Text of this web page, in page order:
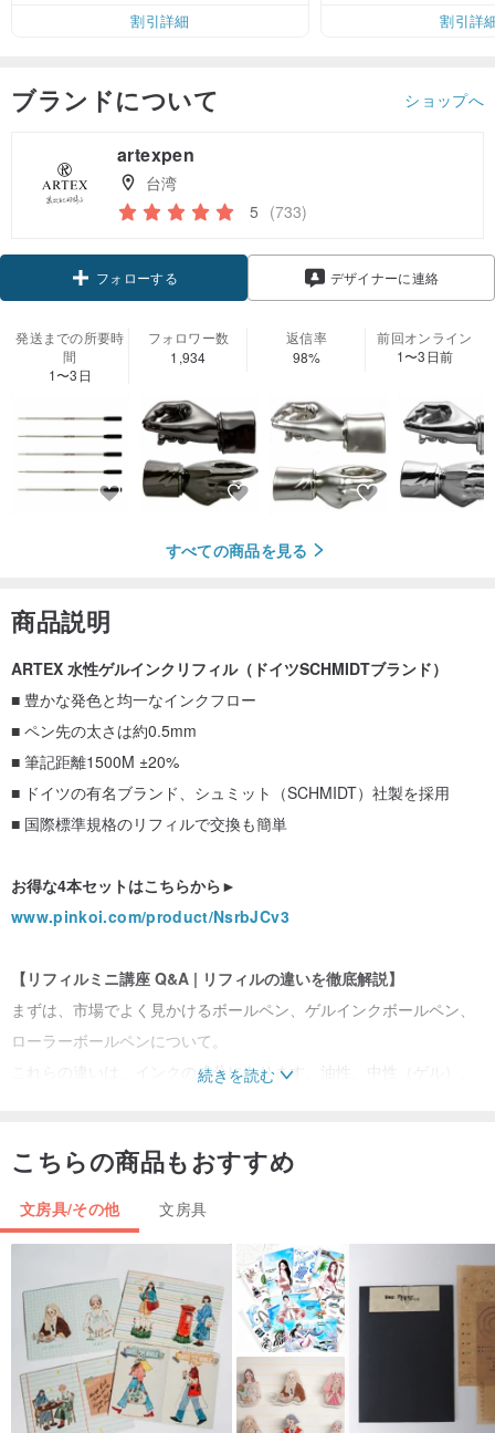
割引詳細
割引詳
ブランドについて ショップへ
artexpen
台湾
5 (733)
フォローする
デザイナーに連絡
発送までの所要時
間
1〜3日
フォロワー数
1,934
返信率
98%
前回オンライン
1〜3日前
すべての商品を見る
商品説明
ARTEX 水性ゲルインクリフィル（ドイツSCHMIDTブランド）
■ 豊かな発色と均一なインクフロー
■ ペン先の太さは約0.5mm
■ 筆記距離1500M ±20%
■ ドイツの有名ブランド、シュミット（SCHMIDT）社製を採用
■ 国際標準規格のリフィルで交換も簡単
お得な4本セットはこちらから►
www.pinkoi.com/product/NsrbJCv3
【リフィルミニ講座 Q&A | リフィルの違いを徹底解説】
まずは、市場でよく見かけるボールペン、ゲルインクボールペン、
ローラーボールペンについて。
これらの違いは、インクの成分にあります。油性、中性（ゲル）、
います。
インク成分とペンの名称の対応は、以下の分類をご参照ください。
ボールペン ------ 油性またはゲル（中性）
ゲルインクボールペン ------ ゲル（中性）
ローラーボールペン ------ 水性またはゲル（中性）
ここで、皆さんはきっと一つの疑問に気づかれたことでしょう。
続きを読む
こちらの商品もおすすめ
文房具/その他 文房具